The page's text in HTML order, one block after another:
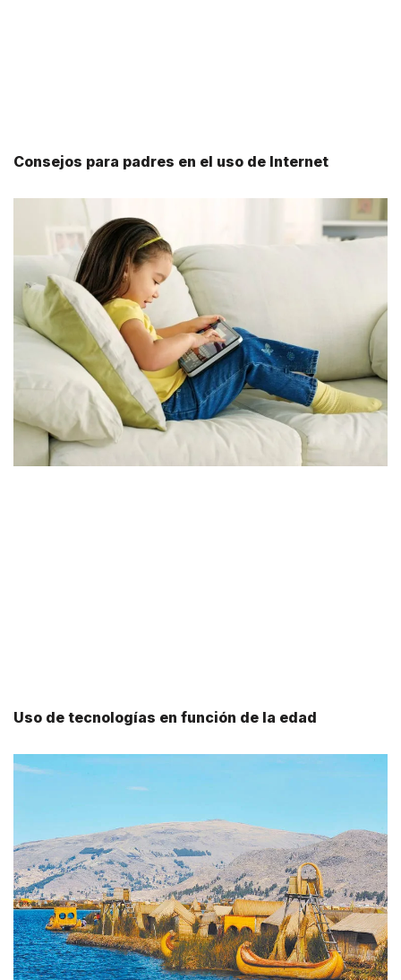
Consejos para padres en el uso de Internet
Uso de tecnologías en función de la edad